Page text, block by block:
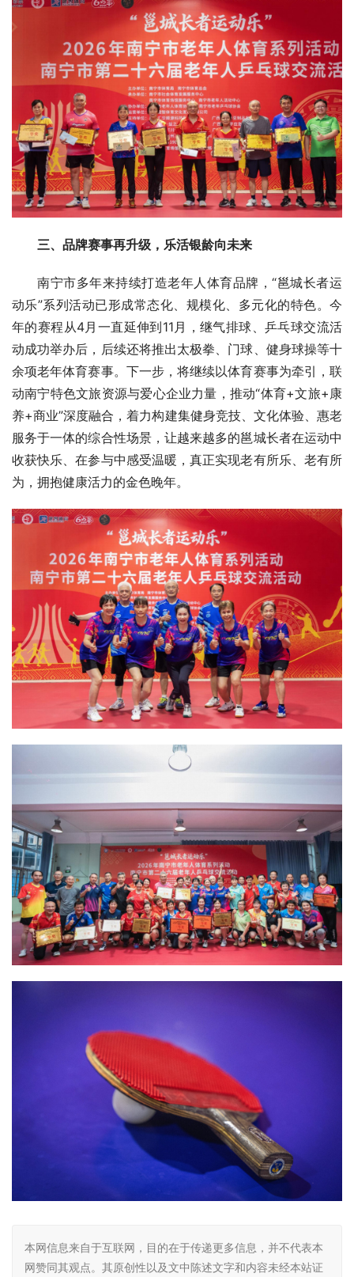
三、品牌赛事再升级，乐活银龄向未来
南宁市多年来持续打造老年人体育品牌，“邕城长者运
动乐”系列活动已形成常态化、规模化、多元化的特色。今
年的赛程从4月一直延伸到11月，继气排球、乒乓球交流活
动成功举办后，后续还将推出太极拳、门球、健身球操等十
余项老年体育赛事。下一步，将继续以体育赛事为牵引，联
动南宁特色文旅资源与爱心企业力量，推动“体育+文旅+康
养+商业”深度融合，着力构建集健身竞技、文化体验、惠老
服务于一体的综合性场景，让越来越多的邕城长者在运动中
收获快乐、在参与中感受温暖，真正实现老有所乐、老有所
为，拥抱健康活力的金色晚年。
本网信息来自于互联网，目的在于传递更多信息，并不代表本
网赞同其观点。其原创性以及文中陈述文字和内容未经本站证